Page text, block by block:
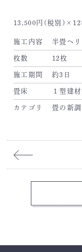
13,500円(税別)×12
施工内容 半畳ヘ
枚数 12枚
施工期間 約3日
畳床 １型建
カテゴリ 畳の新調